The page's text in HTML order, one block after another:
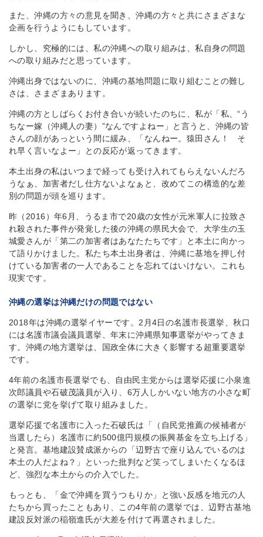
また、沖縄の方々の意見を聞き、沖縄の方々と共にさまざまな
企画を行うようにもしています。
しかし、究極的には、私の沖縄への取り組みは、私自身の問題
への取り組みだと思っています。
沖縄出身ではないのに、沖縄の基地問題に取り組むことの難し
さは、さまざまあります。
沖縄の方としばらくお付き合いが続いたのちに、私が「私、“う
ちなー嫁（沖縄人の妻）”なんですよねー」と言うと、沖縄の皆
さんの顔があっという間に緩み、「なんねー。猿田さん！ そ
れ早く言いなよー」との反応が返ってきます。
本土出身の私はいつまで経っても受け入れてもらえないんだろ
うなぁ、加害者だし仕方ないよなぁと、改めてこの構造的な差
別の問題が頭を巡ります。
昨（2016）年6月、うるま市で20歳の女性が元米軍人に拉致さ
れ殺された事件が発覚した後の沖縄の県民大会で、大学生の玉
城愛さんが「第二の加害者はあなたたちです」と本土に向かっ
て語りかけました。私たち本土出身者は、沖縄に基地を押し付
けている加害者の一人であることを忘れてはいけない。これも
現実です。
沖縄の選挙は沖縄だけの問題ではない
2018年は沖縄の選挙イヤーです。2月4日の名護市長選挙、秋口
には名護市議会議員選挙、年末に沖縄県知事選挙がやってきま
す。沖縄の地方選挙は、国政全体に大きく影響する超重要選挙
です。
4年前の名護市長選挙でも、自由民主党からは選挙応援に小泉進
次郎議員や石破茂議員が入り、6万人しかいない地方の小さな町
の選挙に党を挙げて取り組みました。
選挙応援で名護市に入った石破氏は「（自民党推薦の候補者が
当選したら）名護市に約500億円規模の振興基金を立ち上げる」
と発言。基地建設賛成派からの「辺野古で座り込んでいるのは
本土の人だよね？」といった批判など笑ってしまいたくなるほ
ど、強烈な本土からの介入でした。
もっとも、「金で沖縄を買うつもりか」と強い反感を地元の人
たちから買ったこともあり、この4年前の選挙では、辺野古基地
建設反対派の稲嶺進氏が大差を付けて再選されました。